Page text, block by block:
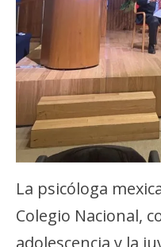
La psicóloga
Colegio Nacional,